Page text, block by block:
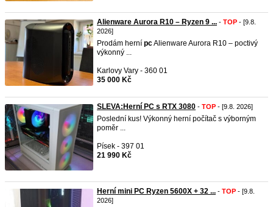
Alienware Aurora R10 – Ryzen 9 ... - TOP - [9.8.
2026]
Prodám herní pcAlienware Aurora R10 – poctivý
výkonný ...
Karlovy Vary - 360 01
35 000 Kč
SLEVA:Herní PC s RTX 3080 - TOP - [9.8. 2026]
Poslední kus! Výkonný herní počítač s výborným
poměr ...
Písek - 397 01
21 990 Kč
Herní mini PC Ryzen 5600X + 32 ... - TOP - [9.8.
2026]